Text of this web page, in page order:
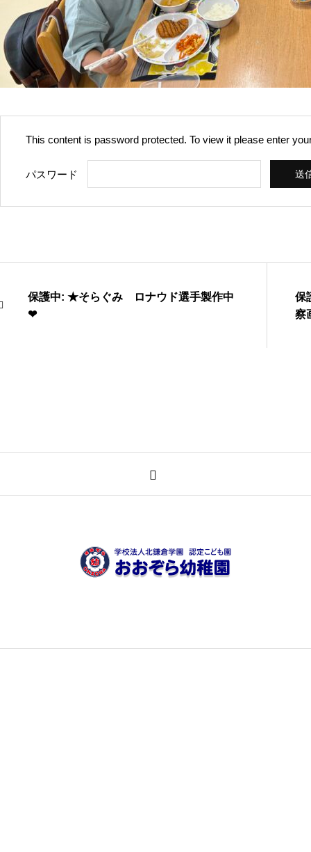
This content is password protected. To view it please enter
パスワード
保護中: ★そらぐみ ロナウド選手製作中
❤
保
察